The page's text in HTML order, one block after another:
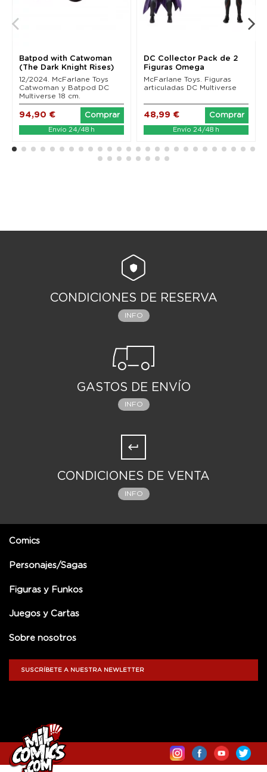
Batpod with Catwoman
(The Dark Knight Rises)
Mcfarlane Toys
12/2024. McFarlane Toys
Catwoman y Batpod DC
Multiverse 18 cm.
94,90 € Comprar
Envío 24/48 h
DC Collector Pack de 2
Figuras Omega
(Unmasked) & Batman...
McFarlane Toys. Figuras
articuladas DC Multiverse
48,99 € Comprar
Envío 24/48 h
CONDICIONES DE RESERVA
INFO
GASTOS DE ENVÍO
INFO
CONDICIONES DE VENTA
INFO
Comics
Personajes/Sagas
Figuras y Funkos
Juegos y Cartas
Sobre nosotros
SUSCRÍBETE A NUESTRA NEWLETTER